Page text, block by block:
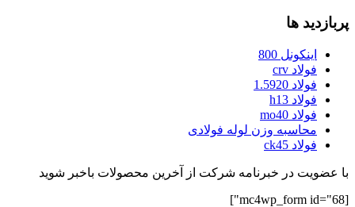
پربازدید ها
اینکونل 800
فولاد crv
فولاد 1.5920
فولاد h13
فولاد mo40
محاسبه وزن لوله فولادی
فولاد ck45
با عضویت در خبرنامه شرکت از آخرین محصولات باخبر شوید
[mc4wp_form id="68"]